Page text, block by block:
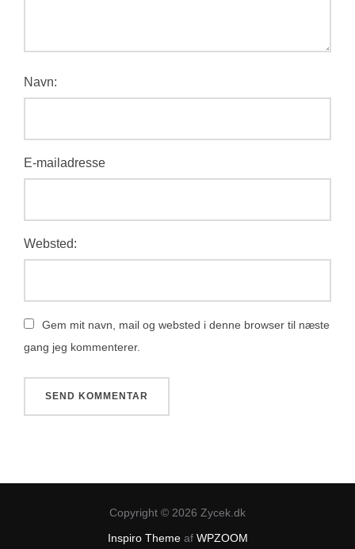
Navn:
E-mailadresse
Websted:
Gem mit navn, mail og websted i denne browser til næste
gang jeg kommenterer.
Copyright © 2026 Zycek.dk
Inspiro Themeaf WPZOOM